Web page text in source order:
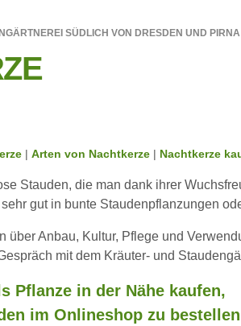
SÜDLICH VON DRESDEN UND
Arten von Nachtkerze Nachtkerze
Stauden, die man dank ihrer
gut in bunte Staudenpflanzungen
über Anbau, Kultur, Pflege und
mit dem Kräuter- und
Pflanze in der Nähe kaufen,
im Onlineshop zu bestellen